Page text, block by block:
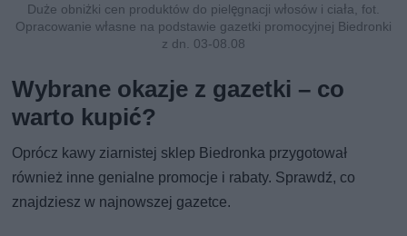
Duże obniżki cen produktów do pielęgnacji włosów i ciała, fot.
Opracowanie własne na podstawie gazetki promocyjnej Biedronki
z dn. 03-08.08
Wybrane okazje z gazetki – co
warto kupić?
Oprócz kawy ziarnistej sklep Biedronka przygotował
również inne genialne promocje i rabaty. Sprawdź, co
znajdziesz w najnowszej gazetce.